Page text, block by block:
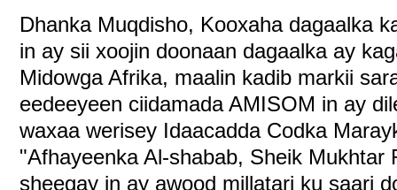
Dhanka Muqdisho, Kooxaha dagaalka
in ay sii xoojin doonaan dagaalka ay
Midowga Afrika, maalin kadib markii
eedeeyeen ciidamada AMISOM in ay
waxaa werisey Idaacadda Codka
"Afhayeenka Al-shabab, Sheik Mukhtar
sheegay in ay awood millatari ku saari